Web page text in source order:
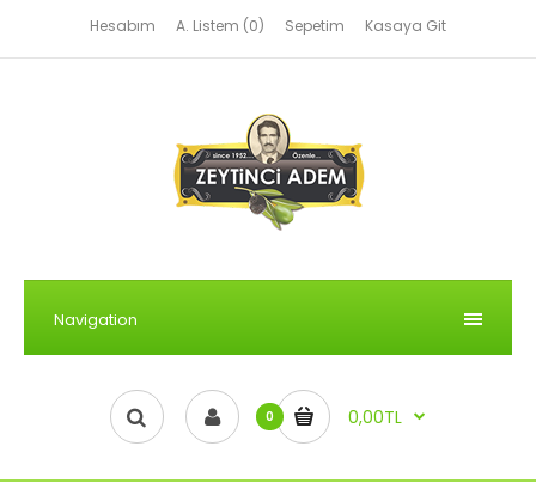
Hesabım A. Listem (0) Sepetim Kasaya Git
Navigation
0 0,00TL